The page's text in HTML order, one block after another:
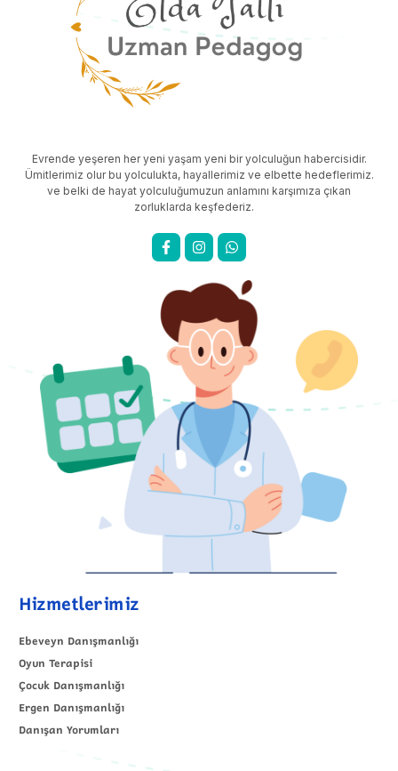
Evrende yeşeren her yeni yaşam yeni bir yolculuğun habercisidir.
Ümitlerimiz olur bu yolculukta, hayallerimiz ve elbette hedeflerimiz.
ve belki de hayat yolculuğumuzun anlamını karşımıza çıkan
zorluklarda keşfederiz.
Hizmetlerimiz
Ebeveyn Danışmanlığı
Oyun Terapisi
Çocuk Danışmanlığı
Ergen Danışmanlığı
Danışan Yorumları